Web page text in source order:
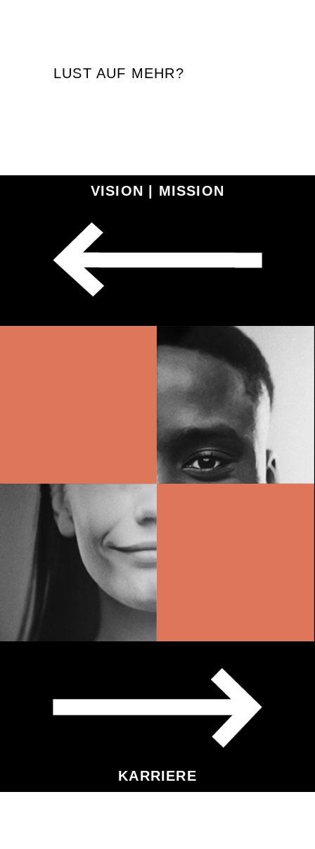
LUST AUF MEHR?
VISION | MISSION
KARRIERE